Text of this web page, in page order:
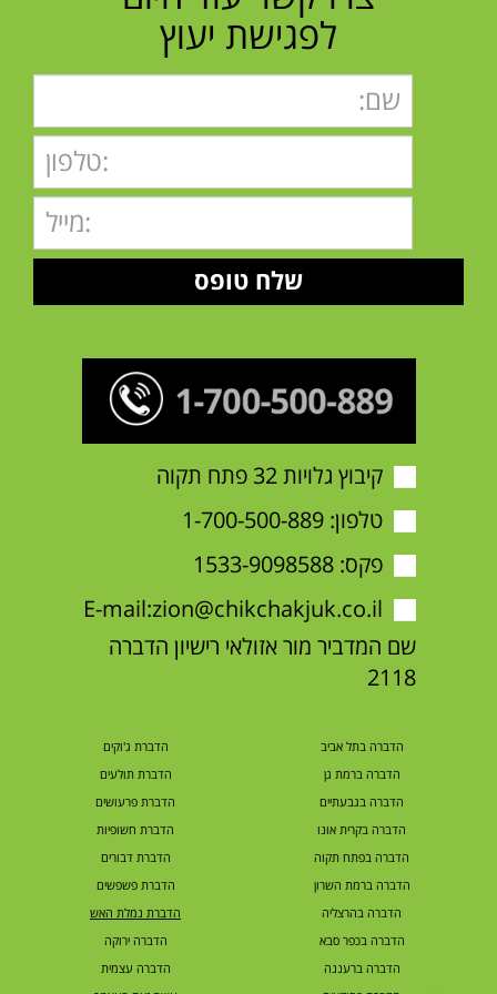
לפגישת יעוץ
קיבוץ גלויות 32 פתח תקוה
טלפון:1-700-500-889
פקס: 1533-9098588
E-mail:zion@chikchakjuk.co.il
שם המדביר מור אזולאי רישיון הדברה
2118
הדברה בתל אביב
הדברה ברמת גן
הדברה בגבעתיים
הדברה בקרית אונו
הדברה בפתח תקוה
הדברה ברמת השרון
הדברה בהרצליה
הדברה בכפר סבא
הדברה ברעננה
הדברת ג'וקים
הדברת תולעים
הדברת פרעושים
הדברת חשופיות
הדברת דבורים
הדברת פשפשים
הדברת נמלת האש
הדברה ירוקה
הדברה עצמית